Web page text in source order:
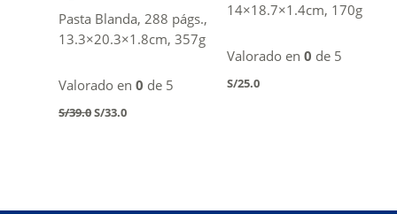
Pasta Blanda, 288 págs.,
13.3×20.3×1.8cm, 357g
Valorado en0 de 5
S/39.0Original
S/33.0Current
14×18.7×1.4cm, 170g
Valorado en 0 de 5
S/25.0